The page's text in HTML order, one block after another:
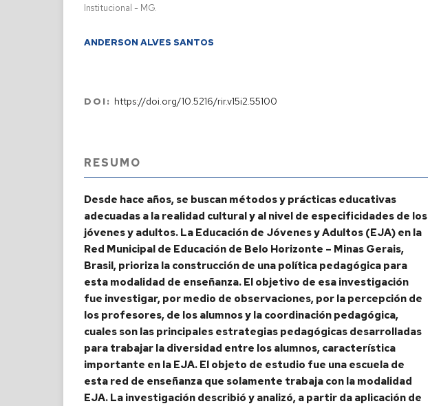
Institucional - MG.
ANDERSON ALVES SANTOS
DOI: https://doi.org/10.5216/rir.v15i2.55100
RESUMO
Desde hace años, se buscan métodos y prácticas educativas
adecuadas a la realidad cultural y al nivel de especificidades de los
jóvenes y adultos. La Educación de Jóvenes y Adultos (EJA) en la
Red Municipal de Educación de Belo Horizonte – Minas Gerais,
Brasil, prioriza la construcción de una política pedagógica para
esta modalidad de enseñanza. El objetivo de esa investigación
fue investigar, por medio de observaciones, por la percepción de
los profesores, de los alumnos y la coordinación pedagógica,
cuales son las principales estrategias pedagógicas desarrolladas
para trabajar la diversidad entre los alumnos, característica
importante en la EJA. El objeto de estudio fue una escuela de
esta red de enseñanza que solamente trabaja con la modalidad
EJA. La investigación describió y analizó, a partir da aplicación de